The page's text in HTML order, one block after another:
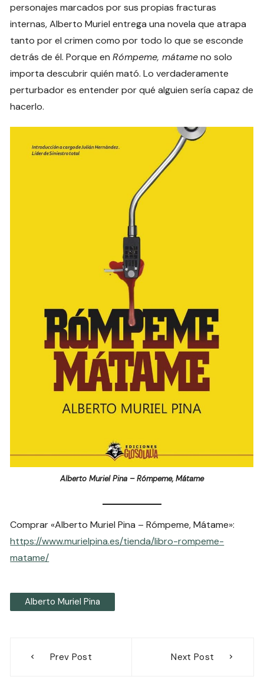
personajes marcados por sus propias fracturas
internas, Alberto Muriel entrega una novela que atrapa
tanto por el crimen como por todo lo que se esconde
detrás de él. Porque enRómpeme, mátameno solo
importa descubrir quién mató. Lo verdaderamente
perturbador es entender por qué alguien sería capaz de
hacerlo.
Alberto Muriel Pina – Rómpeme, Mátame
Comprar «Alberto Muriel Pina – Rómpeme, Mátame»:
https://www.murielpina.es/tienda/libro-rompeme-
matame/
Alberto Muriel Pina
Prev Post Next Post